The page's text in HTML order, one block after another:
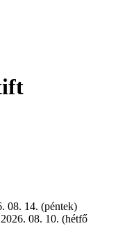
08. 14. (péntek)
2026. 08. 10. (hétfő